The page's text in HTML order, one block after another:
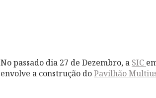
No passado dia 27 de Dezembro, a SIC
envolve a construção doPavilhão